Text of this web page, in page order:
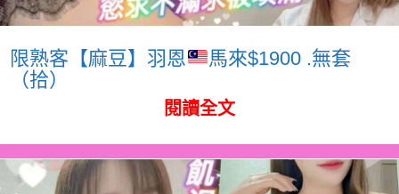
限熟客【麻豆】羽恩
馬來$1900 .無套
（拾）
閱讀全文